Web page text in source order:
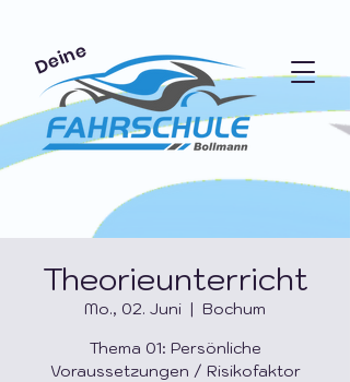
Deine
Theorieunterricht
Mo., 02. Juni
  |
Bochum
Thema 01: Persönliche
Voraussetzungen / Risikofaktor